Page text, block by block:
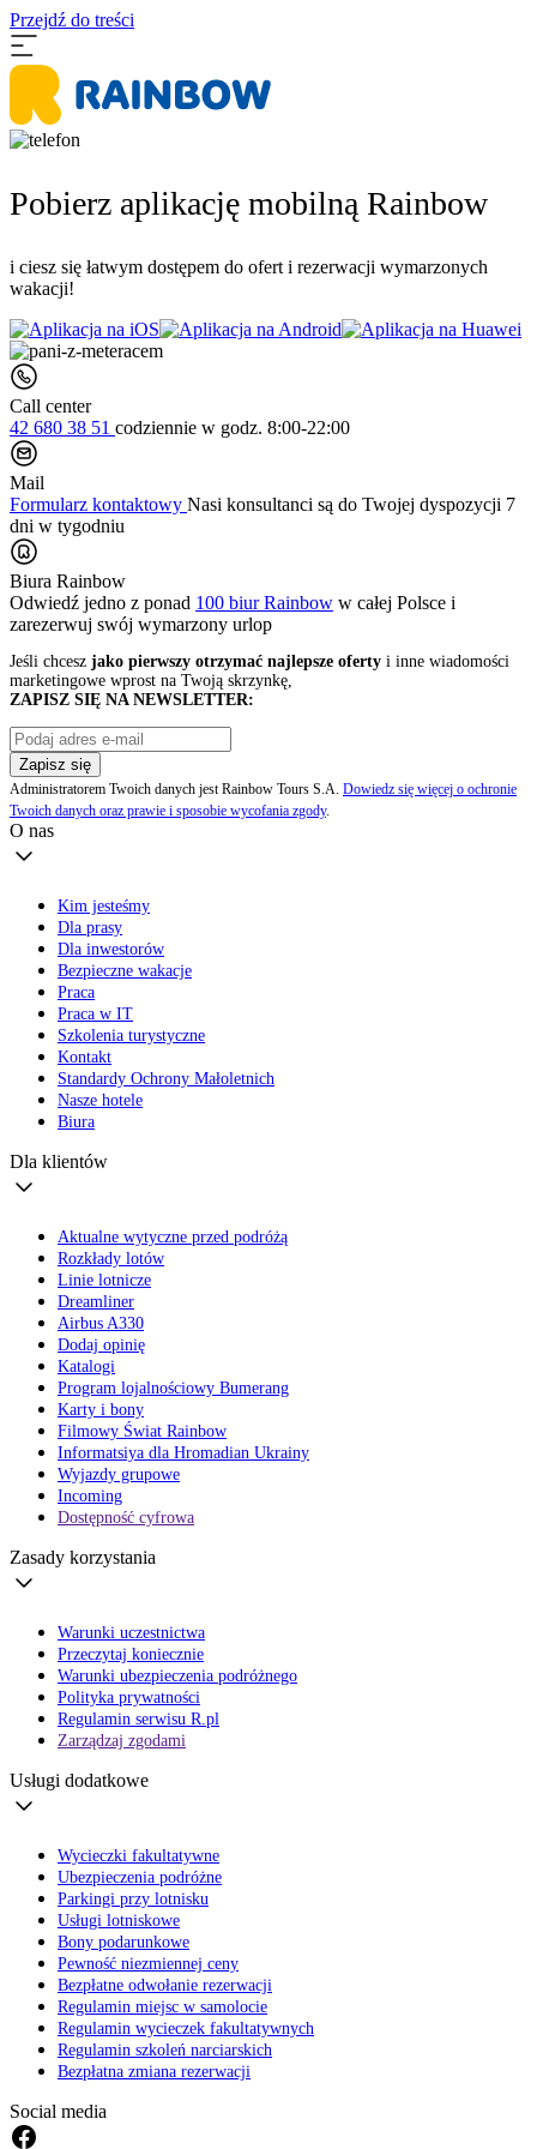
Przejdź do treści
Pobierz aplikację mobilną Rainbow
i ciesz się łatwym dostępem do ofert i rezerwacji wymarzonych
wakacji!
Call center
42 680 38 51 codziennie w godz. 8:00-22:00
Mail
Formularz kontaktowy Nasi konsultanci są do Twojej dyspozycji 7
dni w tygodniu
Biura Rainbow
Odwiedź jedno z ponad 100 biur Rainbow w całej Polsce i
zarezerwuj swój wymarzony urlop
Jeśli chcesz jako pierwszy otrzymać najlepsze oferty i inne wiadomości
marketingowe wprost na Twoją skrzynkę,
ZAPISZ SIĘ NA NEWSLETTER:
Zapisz się
Administratorem Twoich danych jest Rainbow Tours S.A. Dowiedz się więcej o ochronie
Twoich danych oraz prawie i sposobie wycofania zgody.
O nas
Kim jesteśmy
Dla prasy
Dla inwestorów
Bezpieczne wakacje
Praca
Praca w IT
Szkolenia turystyczne
Kontakt
Standardy Ochrony Małoletnich
Nasze hotele
Biura
Dla klientów
Aktualne wytyczne przed podróżą
Rozkłady lotów
Linie lotnicze
Dreamliner
Airbus A330
Dodaj opinię
Katalogi
Program lojalnościowy Bumerang
Karty i bony
Filmowy Świat Rainbow
Informatsiya dla Hromadian Ukrainy
Wyjazdy grupowe
Incoming
Dostępność cyfrowa
Zasady korzystania
Warunki uczestnictwa
Przeczytaj koniecznie
Warunki ubezpieczenia podróżnego
Polityka prywatności
Regulamin serwisu R.pl
Zarządzaj zgodami
Usługi dodatkowe
Wycieczki fakultatywne
Ubezpieczenia podróżne
Parkingi przy lotnisku
Usługi lotniskowe
Bony podarunkowe
Pewność niezmiennej ceny
Bezpłatne odwołanie rezerwacji
Regulamin miejsc w samolocie
Regulamin wycieczek fakultatywnych
Regulamin szkoleń narciarskich
Bezpłatna zmiana rezerwacji
Social media